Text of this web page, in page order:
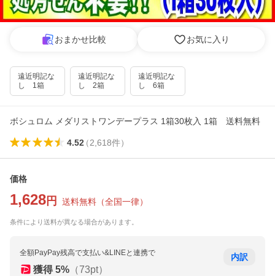
おまかせ比較 お気に入り
遠近明記な
し 1箱
遠近明記な
し 2箱
遠近明記な
し 6箱
ボシュロム メダリストワンデープラス 1箱30枚入 1箱 送料無料
4.52（2,618件）
価格
1,628 円 送料無料 （全国一律）
条件により送料が異なる場合があります。
全額PayPay残高で支払い&LINEと連携で
獲得 5% （73pt）
内訳